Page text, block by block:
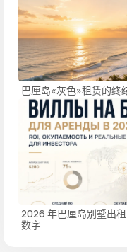
巴厘岛«灰色»租赁的终
2026 年巴厘岛别墅出
数字